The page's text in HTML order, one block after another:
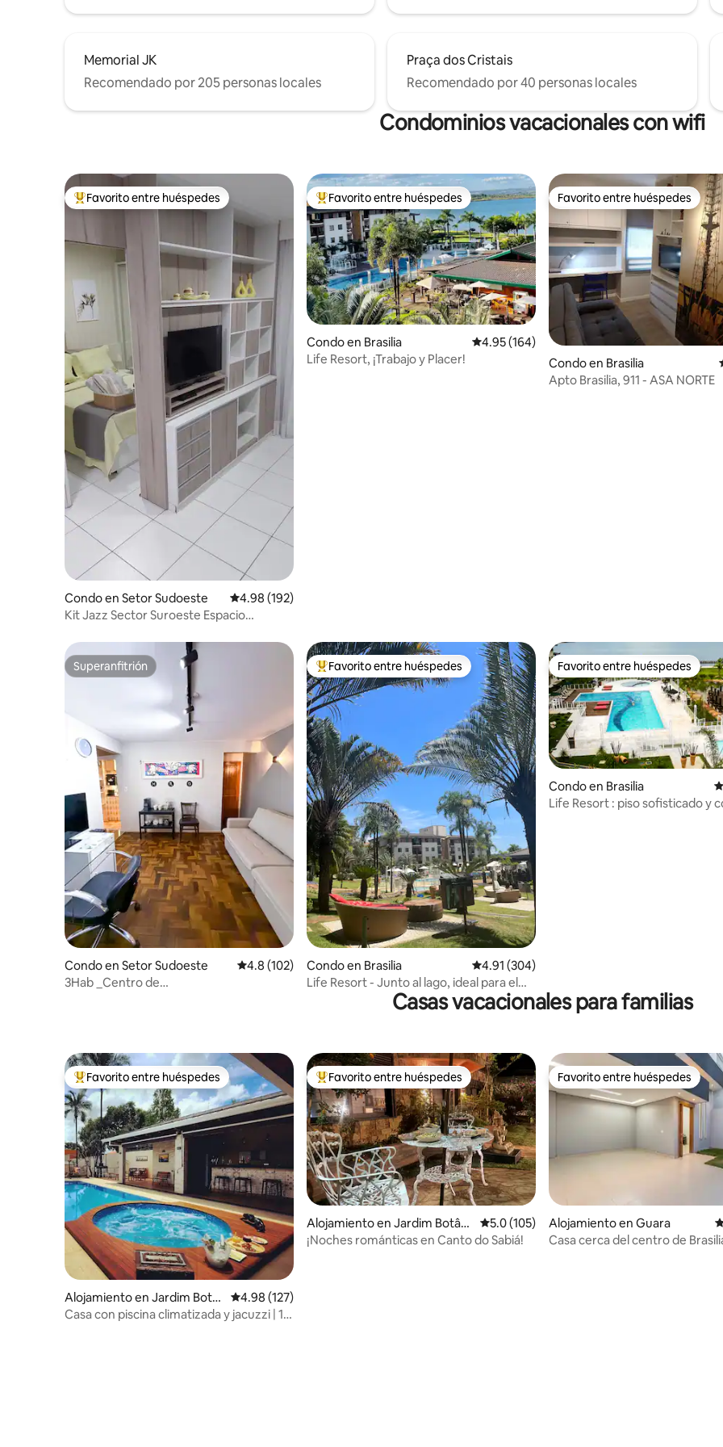
Memorial JK
Recomendado por 205 personas locales
Praça dos Cristais
Recomendado por 40 personas locales
Condominios vacacionales con wifi
Favorito entre huéspedes preferido
Favorito entre huéspedes
Condo en Setor Sudoeste Calificación promedio: 4.98 de 5, 192 reseñas
4.98 (192)
Kit Jazz Sector Suroeste Espacio
Favorito entre huéspedes preferido
Favorito entre huéspedes
Condo en Brasilia Calificación promedio: 4.95 de 5, 164 reseñas
4.95 (164)
Life Resort, ¡Trabajo y Placer!
Favorito entre huéspedes
Favorito entre huéspedes
Condo en Brasilia
Apto Brasilia, 911 - ASA NORTE
Superanfitrión
Superanfitrión
Condo en Setor Sudoeste Calificación promedio: 4.8 de 5, 102 reseñas
4.8 (102)
3Hab _Centro de
Favorito entre huéspedes preferido
Favorito entre huéspedes
Condo en Brasilia Calificación promedio: 4.91 de 5, 304 reseñas
4.91 (304)
Life Resort - Junto al lago, ideal para el
Favorito entre huéspedes
Favorito entre huéspedes
Condo en Brasilia
Life Resort : piso sofisticado y
Casas vacacionales para familias
Favorito entre huéspedes preferido
Favorito entre huéspedes
Alojamiento en Jardim Botâ
nico
Calificación promedio: 4.98 de 5, 127 reseñas
4.98 (127)
Casa con piscina climatizada y jacuzzi | 10
Favorito entre huéspedes preferido
Favorito entre huéspedes
Alojamiento en Jardim Botâni
co
Calificación promedio: 5.0 de 5, 105 reseñas
5.0 (105)
¡Noches románticas en Canto do Sabiá!
Favorito entre huéspedes
Favorito entre huéspedes
Alojamiento en Guara
Casa cerca del centro de